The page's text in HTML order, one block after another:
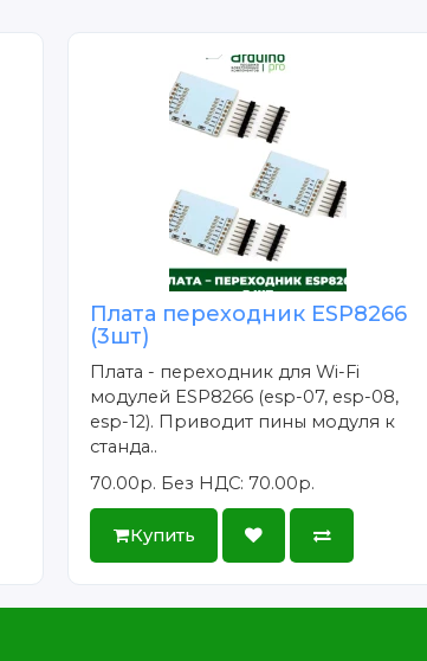
Плата переходник ESP8266
(3шт)
Плата - переходник для Wi-Fi
модулей ESP8266 (esp-07, esp-08,
esp-12). Приводит пины модуля к
станда..
70.00р. Без НДС: 70.00р.
Купить